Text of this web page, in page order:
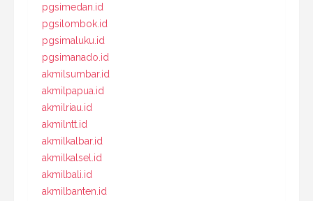
pgsimedan.id
pgsilombok.id
pgsimaluku.id
pgsimanado.id
akmilsumbar.id
akmilpapua.id
akmilriau.id
akmilntt.id
akmilkalbar.id
akmilkalsel.id
akmilbali.id
akmilbanten.id